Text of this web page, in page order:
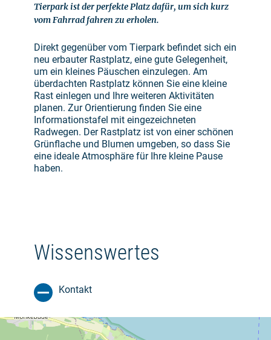
Tierpark ist der perfekte Platz dafür, um sich kurz
vom Fahrrad fahren zu erholen.
Direkt gegenüber vom Tierpark befindet sich ein
neu erbauter Rastplatz, eine gute Gelegenheit,
um ein kleines Päuschen einzulegen. Am
überdachten Rastplatz können Sie eine kleine
Rast einlegen und Ihre weiteren Aktivitäten
planen. Zur Orientierung finden Sie eine
Informationstafel mit eingezeichneten
Radwegen. Der Rastplatz ist von einer schönen
Grünflache und Blumen umgeben, so dass Sie
eine ideale Atmosphäre für Ihre kleine Pause
haben.
Wissenswertes
Kontakt